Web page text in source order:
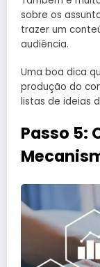
sobre os
trazer um
audiência.
Uma boa dica
produção do
listas de ideias
Passo 5: